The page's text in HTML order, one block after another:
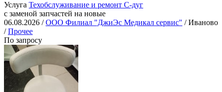
Услуга Техобслуживание и ремонт С-дуг
с заменой запчастей на новые
06.08.2026 /ООО Филиал "ДжиЭс Медикал сервис" / Иваново
/Прочее
По запросу